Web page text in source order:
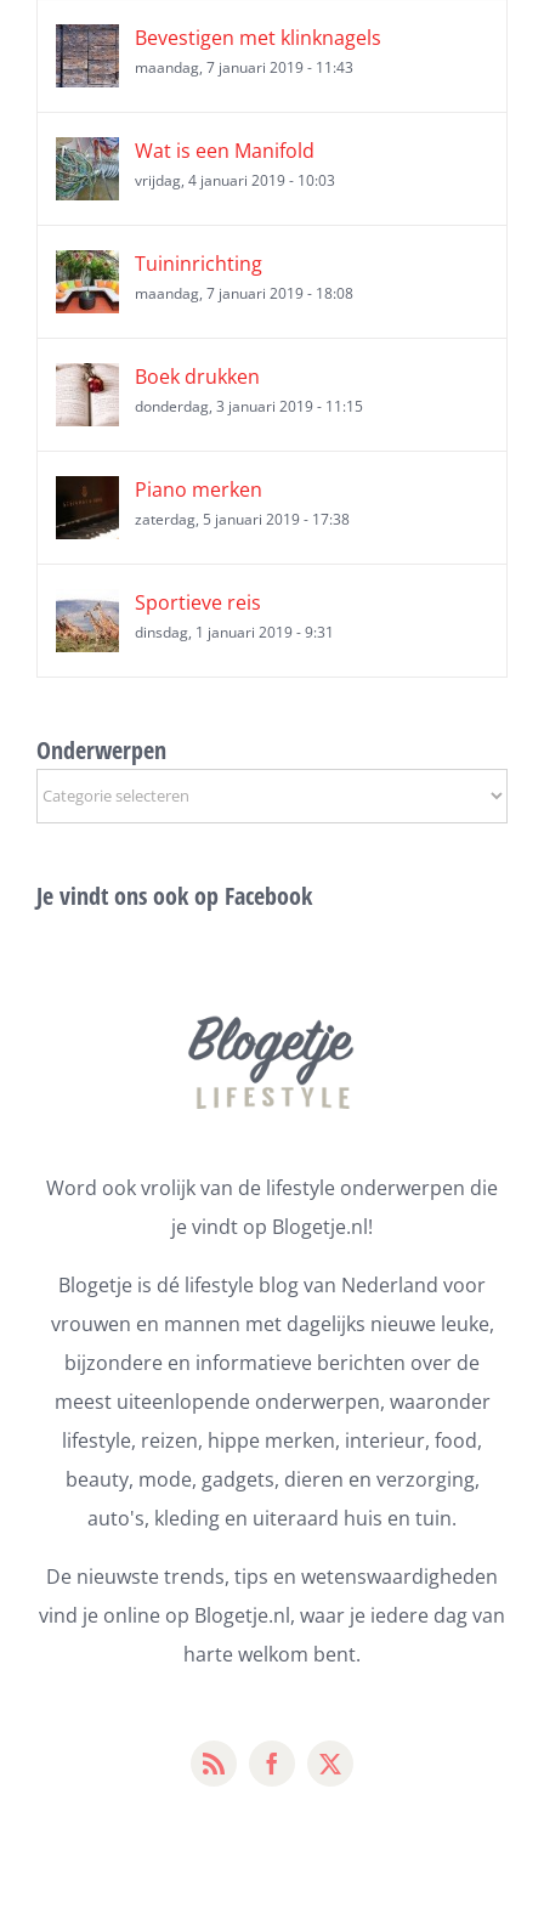
Bevestigen met klinknagels
maandag, 7 januari 2019 - 11:43
Wat is een Manifold
vrijdag, 4 januari 2019 - 10:03
Tuininrichting
maandag, 7 januari 2019 - 18:08
Boek drukken
donderdag, 3 januari 2019 - 11:15
Piano merken
zaterdag, 5 januari 2019 - 17:38
Sportieve reis
dinsdag, 1 januari 2019 - 9:31
Onderwerpen
Onderwerpen
Je vindt ons ook op Facebook
Word ook vrolijk van de lifestyle onderwerpen die
je vindt op Blogetje.nl!
Blogetje is dé lifestyle blog van Nederland voor
vrouwen en mannen met dagelijks nieuwe leuke,
bijzondere en informatieve berichten over de
meest uiteenlopende onderwerpen, waaronder
lifestyle, reizen, hippe merken, interieur, food,
beauty, mode, gadgets, dieren en verzorging,
auto's, kleding en uiteraard huis en tuin.
De nieuwste trends, tips en wetenswaardigheden
vind je online op Blogetje.nl, waar je iedere dag van
harte welkom bent.